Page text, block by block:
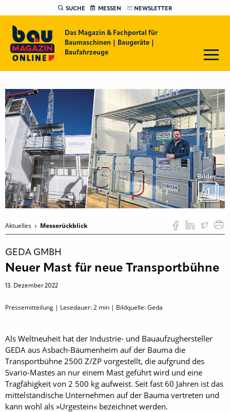
SUCHE MESSEN NEWSLETTER
Das Magazin & Fachportal für
Baumaschinen | Baugeräte |
Baufahrzeuge
Bilder
1
Aktuelles Messerückblick
GEDA GMBH
Neuer Mast für neue Transportbühne
13. Dezember 2022
Pressemitteilung | Lesedauer:2 min | Bildquelle: Geda
Als Weltneuheit hat der Industrie- und Bauaufzughersteller
GEDA aus Asbach-Bäumenheim auf der Bauma die
Transportbühne 2500 Z/ZP vorgestellt, die aufgrund des
Svario-Mastes an nur einem Mast geführt wird und eine
Tragfähigkeit von 2 500 kg aufweist. Seit fast 60 Jahren ist das
mittelständische Unternehmen auf der Bauma vertreten und
kann wohl als »Urgestein« bezeichnet werden.